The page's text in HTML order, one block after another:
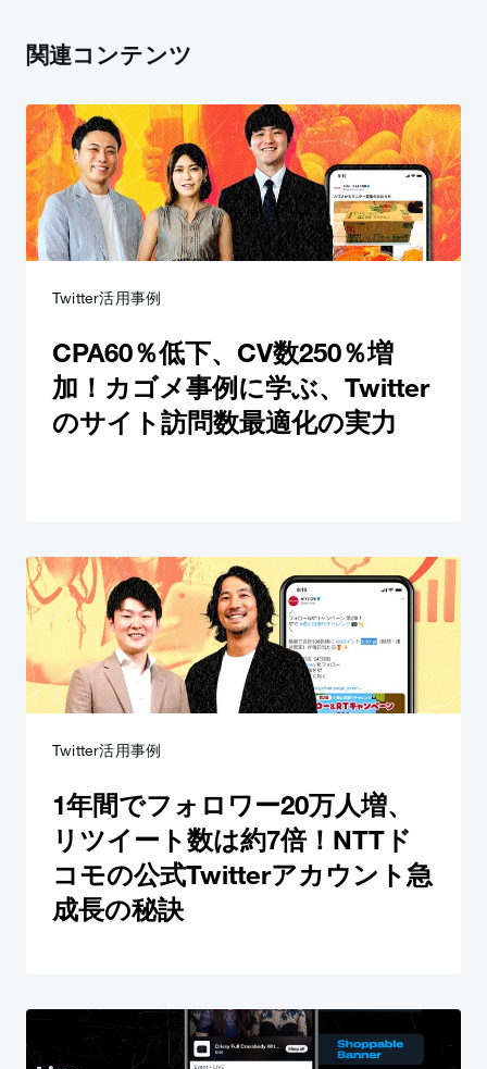
関連コンテンツ
Twitter活用事例
CPA60％低下、CV数250％増
加！カゴメ事例に学ぶ、Twitter
のサイト訪問数最適化の実力
Twitter活用事例
1年間でフォロワー20万人増、
リツイート数は約7倍！NTTド
コモの公式Twitterアカウント急
成長の秘訣